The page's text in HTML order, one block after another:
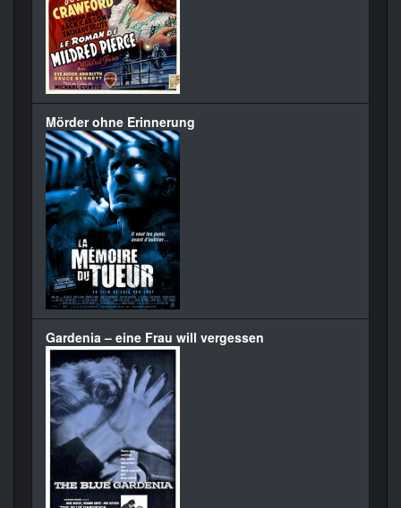
Mörder ohne Erinnerung
Gardenia – eine Frau will vergessen